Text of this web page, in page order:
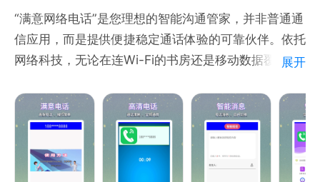
虚拟电话APP是您不可或缺的“脱身神器”“脱身好帮
手”，有了它，“假装来电话”“假来电”等功能随时为您
服务，让您在社交场合轻松应对，自如脱身。快来下载
使用这个神奇的
“满意网络电话”是您理想的智能沟通管家，并非普通通
信应用，而是提供便捷稳定通话体验的可靠伙伴。依托
网络科技，无论在连Wi-Fi的书房还是移动数据覆盖的
景，让联系随心实现。
告别繁琐，界面精心设计，直观自然，功能一目了然，
操作经反复优化，无需复杂设置，即学即用，提升沟通
展开